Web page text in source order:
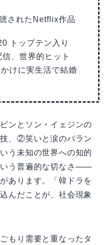
されたNetflix作品
トップテン入り
、世界的ヒット
けに実生活で結婚
ンとソン・イェジンの
、②笑いと涙のバラン
う未知の世界への知的
う普遍的な切なさ——
あります。「韓ドラを
んだことが、社会現象
もり需要と重なったタ